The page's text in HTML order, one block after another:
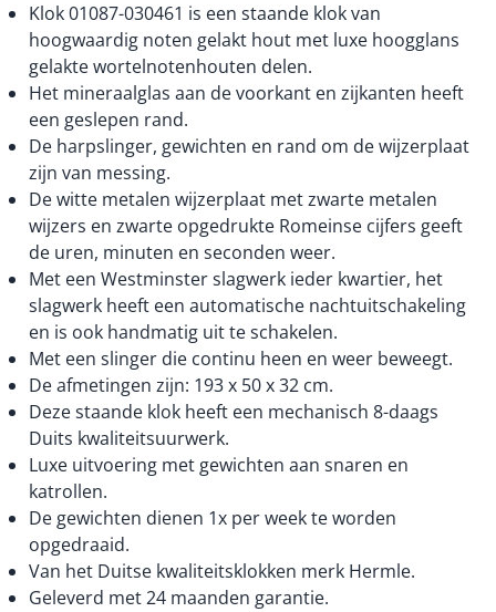
Klok 01087-030461 is een staande klok van
hoogwaardig noten gelakt hout met luxe hoogglans
gelakte wortelnotenhouten delen.
Het mineraalglas aan de voorkant en zijkanten heeft
een geslepen rand.
De harpslinger, gewichten en rand om de wijzerplaat
zijn van messing.
De witte metalen wijzerplaat met zwarte metalen
wijzers en zwarte opgedrukte Romeinse cijfers geeft
de uren, minuten en seconden weer.
Met een Westminster slagwerk ieder kwartier, het
slagwerk heeft een automatische nachtuitschakeling
en is ook handmatig uit te schakelen.
Met een slinger die continu heen en weer beweegt.
De afmetingen zijn: 193 x 50 x 32 cm.
Deze staande klok heeft een mechanisch 8-daags
Duits kwaliteitsuurwerk.
Luxe uitvoering met gewichten aan snaren en
katrollen.
De gewichten dienen 1x per week te worden
opgedraaid.
Van het Duitse kwaliteitsklokken merk Hermle.
Geleverd met 24 maanden garantie.